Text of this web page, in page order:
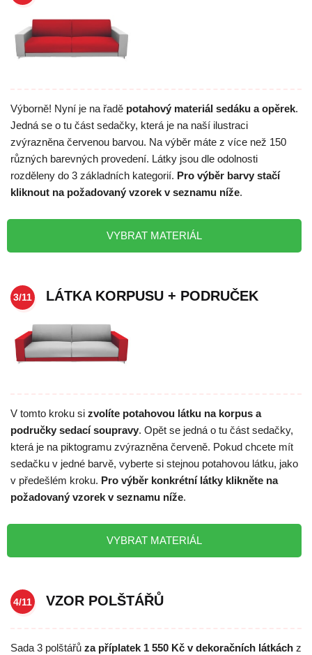
Výborně! Nyní je na řadě potahový materiál sedáku a opěrek.
Jedná se o tu část sedačky, která je na naší ilustraci
zvýrazněna červenou barvou. Na výběr máte z více než 150
různých barevných provedení. Látky jsou dle odolnosti
rozděleny do 3 základních kategorií. Pro výběr barvy stačí
kliknout na požadovaný vzorek v seznamu níže.
VYBRAT MATERIÁL
3/11 LÁTKA KORPUSU + PODRUČEK
V tomto kroku si zvolíte potahovou látku na korpus a
područky sedací soupravy. Opět se jedná o tu část sedačky,
která je na piktogramu zvýrazněna červeně. Pokud chcete mít
sedačku v jedné barvě, vyberte si stejnou potahovou látku, jako
v předešlém kroku. Pro výběr konkrétní látky klikněte na
požadovaný vzorek v seznamu níže.
VYBRAT MATERIÁL
4/11 VZOR POLŠTÁŘŮ
Sada 3 polštářů za příplatek 1 550 Kč v dekoračních látkách z